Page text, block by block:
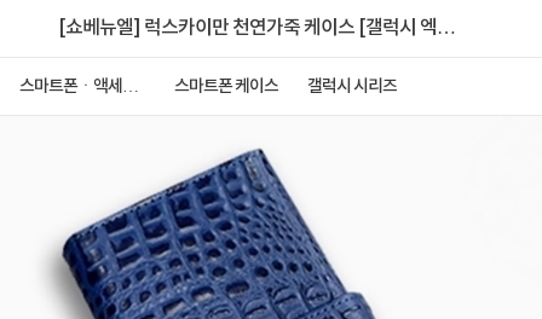
[쇼베뉴엘] 럭스카이만 천연가죽 케이스 [갤럭시 엑스
스마트폰ㆍ액세서
스마트폰 케이스 갤럭시 시리즈